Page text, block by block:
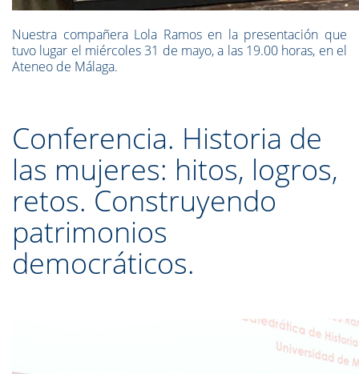
Nuestra compañera Lola Ramos en la presentación que
tuvo lugar el miércoles 31 de mayo, a las 19.00 horas, en el
Ateneo de Málaga.
Conferencia. Historia de
las mujeres: hitos, logros,
retos. Construyendo
patrimonios
democráticos.